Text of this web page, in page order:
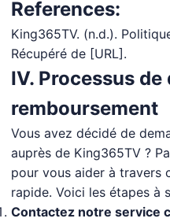
References:
King365TV. (n.d.).
Récupéré de [URL].
IV. Processus de
remboursement
Vous avez décidé de
auprès de King365TV ?
pour vous aider à travers
rapide. Voici les étapes à
Contactez notre service